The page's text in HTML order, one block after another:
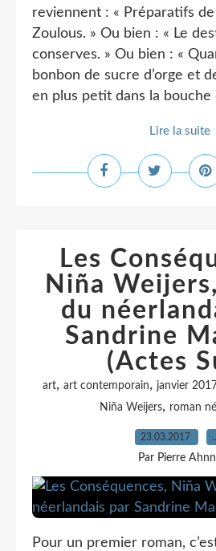
reviennent : « Préparatifs
Zoulous. » Ou bien : « Le
conserves. » Ou bien : «
bonbon de sucre d’orge et
en plus petit dans la bouche
Lire la suite
Les
Niña
du
Sandrine
(Actes
art, art contemporain, janvier 2017
Niña Weijers, roman
23.03.2017
Par Pierre
Pour un premier roman,